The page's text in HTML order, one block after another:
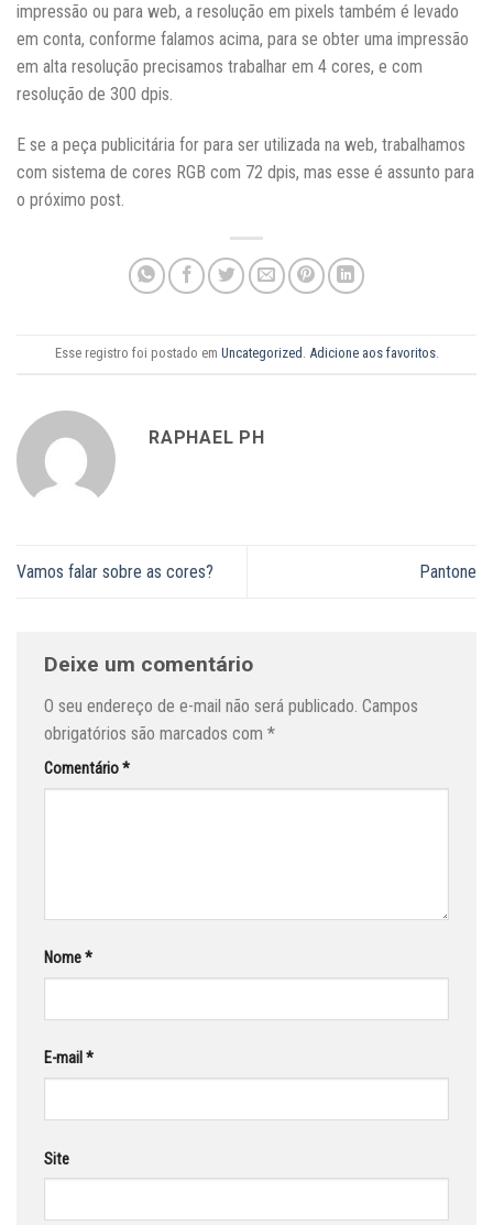
impressão ou para web, a resolução em pixels também é levado
em conta, conforme falamos acima, para se obter uma impressão
em alta resolução precisamos trabalhar em 4 cores, e com
resolução de 300 dpis.
E se a peça publicitária for para ser utilizada na web, trabalhamos
com sistema de cores RGB com 72 dpis, mas esse é assunto para
o próximo post.
Esse registro foi postado em Uncategorized . Adicione aos favoritos.
RAPHAEL PH
Vamos falar sobre as cores? Pantone
Deixe um comentário
O seu endereço de e-mail não será publicado. Campos
obrigatórios são marcados com *
Comentário*
Nome*
E-mail *
Site